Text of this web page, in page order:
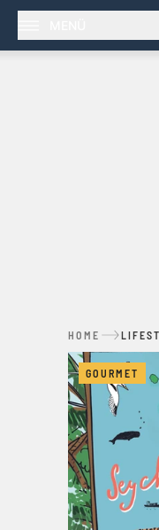
HOME
GOURMET